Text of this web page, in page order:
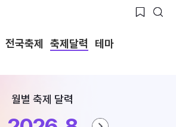
전국축제 축제달력 테마
월별 축제 달력